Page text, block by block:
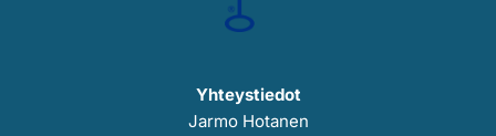
Yhteystiedot
Jarmo Hotanen